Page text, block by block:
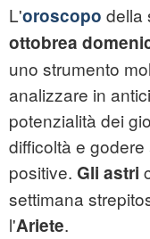
L'oroscopo della
ottobrea
uno strumento
analizzare in
potenzialità dei
difficoltà e
positive. Gli astri
settimana
l'Ariete.